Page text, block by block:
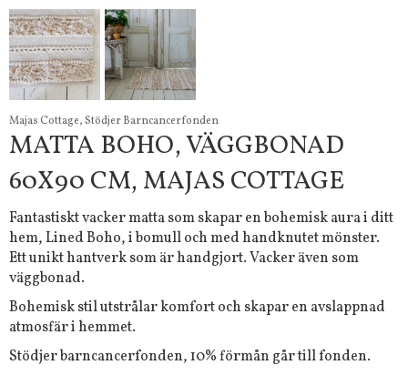
Majas Cottage, Stödjer Barncancerfonden
MATTA BOHO, VÄGGBONAD
60X90 CM, MAJAS COTTAGE
Fantastiskt vacker matta som skapar en bohemisk aura i ditt
hem, Lined Boho, i bomull och med handknutet mönster.
Ett unikt hantverk som är handgjort. Vacker även som
väggbonad.
Bohemisk stil utstrålar komfort och skapar en avslappnad
atmosfär i hemmet.
Stödjer barncancerfonden, 10% förmån går till fonden.